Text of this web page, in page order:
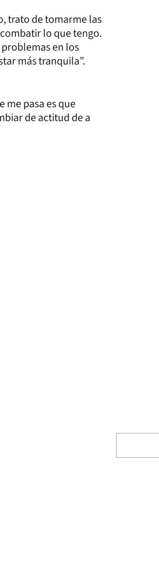
trato de tomarme las
lo que tengo.
en los
más tranquila”.
me pasa es que
de actitud de a